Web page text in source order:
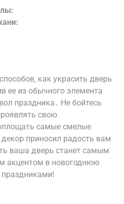
как украсить дверь
ее из обычного элемента
праздника․ Не бойтесь
свою
самые смелые
приносил радость вам
ваша дверь станет самым
акцентом в новогоднюю